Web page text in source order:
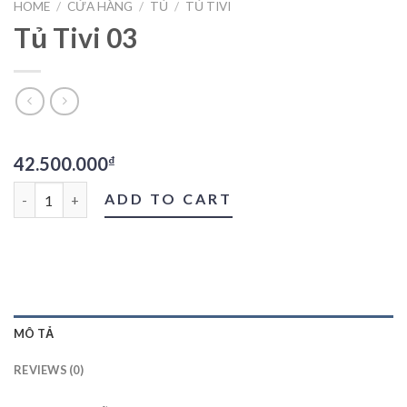
HOME / CỬA HÀNG / TỦ / TỦ TIVI
Tủ Tivi 03
42.500.000₫
Tủ Tivi 03 quantityADD TO CART
MÔ TẢ
REVIEWS (0)